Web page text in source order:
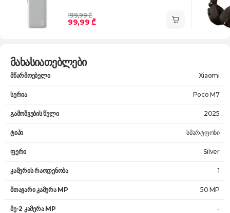
199,99 ₾
99,99 ₾
მახასიათებლები
მწარმოებელი Xiaomi
სერია Poco M7
გამოშვების წელი 2025
ტიპი სმარტფონი
ფერი Silver
კამერის რაოდენობა 1
მთავარი კამერა MP 50 MP
მე-2 კამერა MP -